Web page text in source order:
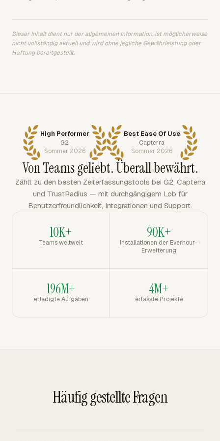
Dieser Inhalt dient nur der allgemeinen Information, ist möglicherweise
nicht vollständig aktuell und wird ohne jegliche Gewährleistung oder
Haftung bereitgestellt.
High Performer
G2
Sommer 2026
Best Ease Of Use
Capterra
Sommer 2026
Von Teams geliebt. Überall bewährt.
Zählt zu den besten Zeiterfassungstools bei G2, Capterra
und TrustRadius — mit durchgängigem Lob für
Benutzerfreundlichkeit, Integrationen und Support.
10K+
Teams weltweit
90K+
Installationen der Everhour-
Erweiterung
196M+
erledigte Aufgaben
4M+
erfasste Projekte
Häufig gestellte Fragen